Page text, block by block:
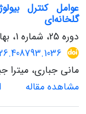
عوامل کنترل
گلخانه‌ای
دوره 25، شماره 1، بهار 1405
مانی جباری، میترا
مشاهده مقاله